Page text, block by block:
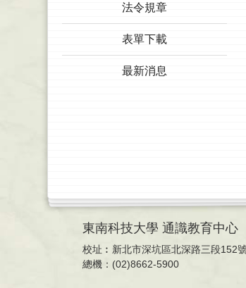
法令規章
表單下載
最新消息
東南科技大學 通識教育中心
校址︰新北市深坑區北深路三段152
總機：(02)8662-5900